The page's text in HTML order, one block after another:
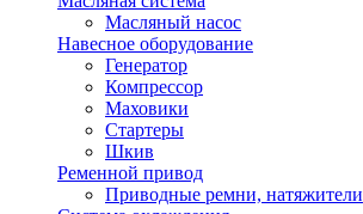
Масляный насос
Навесное оборудование
Генератор
Компрессор
Маховики
Стартеры
Шкив
Ременной привод
Приводные ремни, натяжители